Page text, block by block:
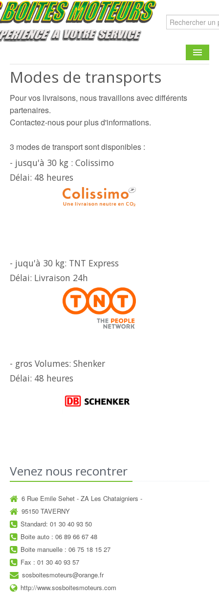
CATALOGUE
FAIRE UNE DEMANDE
CONTACT
Modes de transports
Pour vos livraisons, nous travaillons avec différents
partenaires.
Contactez-nous pour plus d'informations.
3 modes de transport sont disponibles :
- jusqu'à 30 kg : Colissimo
Délai: 48 heures
- juqu'à 30 kg: TNT Express
Délai: Livraison 24h
- gros Volumes: Shenker
Délai: 48 heures
Venez nous recontrer
6 Rue Emile Sehet - ZA Les Chataigniers -
95150 TAVERNY
Standard: 01 30 40 93 50
Boite auto : 06 89 66 67 48
Boite manuelle : 06 75 18 15 27
Fax : 01 30 40 93 57
sosboitesmoteurs@orange.fr
http://www.sosboitesmoteurs.com